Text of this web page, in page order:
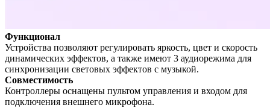
Функционал
Устройства позволяют регулировать яркость, цвет и скорость
динамических эффектов, а также имеют 3 аудиорежима для
синхронизации световых эффектов с музыкой.
Совместимость
Контроллеры оснащены пультом управления и входом для
подключения внешнего микрофона.